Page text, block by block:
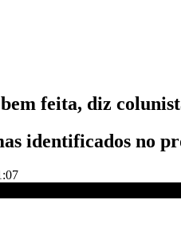
feita, diz
identificados no